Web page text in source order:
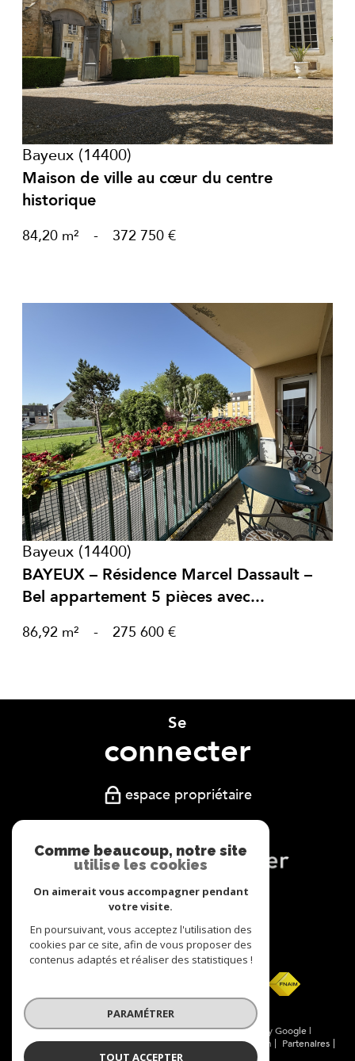
voir le bien
Bayeux (14400)
Maison de ville au cœur du centre
historique
84,20 m² - 372 750 €
voir le bien
Bayeux (14400)
BAYEUX – Résidence Marcel Dassault –
Bel appartement 5 pièces avec...
86,92 m² - 275 600 €
Se
connecter
espace propriétaire
Nous
adhérons
© 2026 | Tous droits réservés | Traduction powered by Google |
Nos honoraires
Plan du site Mentions légales Admin
Partenaires
Politique RGPD
Comme beaucoup, notre site
utilise les cookies
On aimerait vous accompagner pendant
votre visite.
En poursuivant, vous acceptez l'utilisation des
cookies par ce site, afin de vous proposer des
contenus adaptés et réaliser des statistiques !
PARAMÉTRER
TOUT ACCEPTER